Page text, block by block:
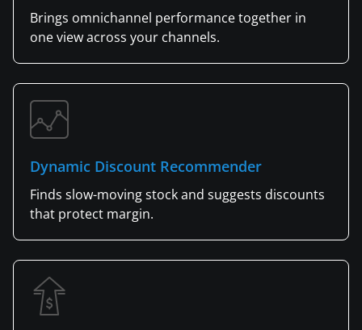
Brings omnichannel performance together in
one view across your channels.
Dynamic Discount Recommender
Finds slow-moving stock and suggests discounts
that protect margin.